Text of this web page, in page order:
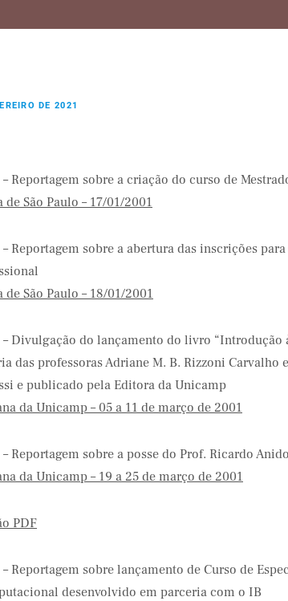
DE 2021
Reportagem sobre a criação do curso de
de São Paulo – 17/01/2001
Reportagem sobre a abertura das inscrições
de São Paulo – 18/01/2001
– Divulgação do lançamento do livro “Introdução
das professoras Adriane M. B. Rizzoni Carvalho
e publicado pela Editora da Unicamp
da Unicamp – 05 a 11 de março de 2001
– Reportagem sobre a posse do Prof. Ricardo
da Unicamp – 19 a 25 de março de 2001
PDF
– Reportagem sobre lançamento de Curso de
desenvolvido em parceria com o IB
Banco Santander